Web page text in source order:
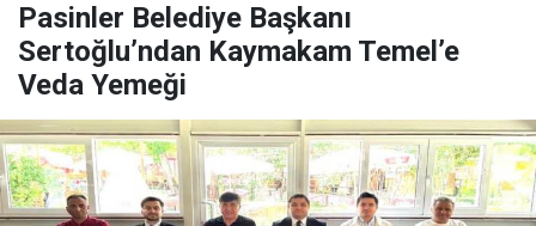
Pasinler Belediye Başkanı
Sertoğlu’ndan Kaymakam Temel’e
Veda Yemeği